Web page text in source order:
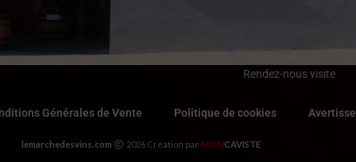
Rendez-nous visite
Générales de Vente Politique de cookies
lemarchedesvins.com 2026 Création par MONCAVISTE